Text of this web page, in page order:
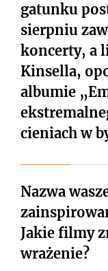
gatunku
sierpniu
koncerty, a
Kinsella,
albumie
cieniach w
Nazwa
Jakie filmy
wrażenie?